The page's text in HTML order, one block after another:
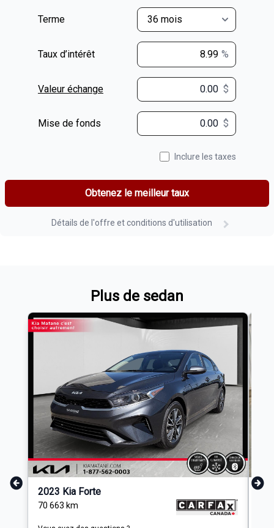
Terme
Taux d’intérêt %
Valeur échange $ $
Mise de fonds $
Inclure les taxes
Obtenez le meilleur taux
Détails de l'offre et conditions d'utilisation
Plus de sedan
2023 Kia Forte
70 663 km